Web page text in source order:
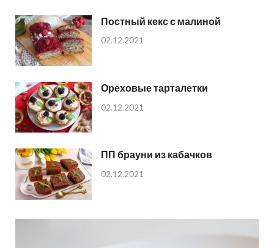
Постный кекс с малиной
02.12.2021
Ореховые тарталетки
02.12.2021
ПП брауни из кабачков
02.12.2021